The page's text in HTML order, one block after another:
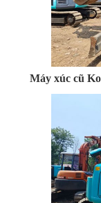
Máy xúc cũ